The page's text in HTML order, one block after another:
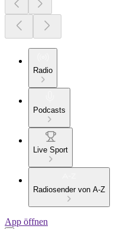
Radio
Podcasts
Live Sport
Radiosender von A-Z
App öffnen